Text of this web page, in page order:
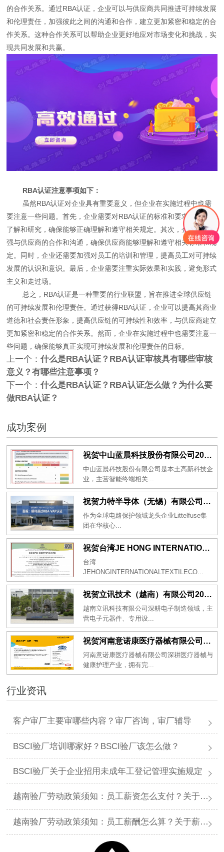
的合作关系。通过RBA认证，企业可以与供应商共同推进可持续发展
和伦理责任，加强彼此之间的沟通和合作，建立更加紧密和稳定的合
作关系。这种合作关系可以帮助企业更好地应对市场变化和挑战，实
现共同发展和共赢。
RBA认证注意事项如下：
虽然RBA认证对企业具有重要意义，但企业在实施过程中也需
要注意一些问题。首先，企业需要对RBA认证的标准和要求进行深入
了解和研究，确保能够正确理解和遵守相关规定。其次，企业需要加
强与供应商的合作和沟通，确保供应商能够理解和遵守相关标准和规
定。同时，企业还需要加强对员工的培训和管理，提高员工对可持续
发展的认识和意识。最后，企业需要注重实际效果和实践，避免形式
主义和走过场。
总之，RBA认证是一种重要的行业联盟，旨在推进全球供应链
的可持续发展和伦理责任。通过获得RBA认证，企业可以提高其商业
道德和社会责任形象，提高供应链的可持续性和效率，与供应商建立
更加紧密和稳定的合作关系。然而，企业在实施过程中也需要注意一
些问题，确保能够真正实现可持续发展和伦理责任的目标。
上一个：什么是RBA认证？RBA认证审核具有哪些审核
意义？有哪些注意事项？
下一个：什么是RBA认证？RBA认证怎么做？为什么要
做RBA认证？
成功案例
祝贺中山蓝晨科技股份有限公司2026年一次性成功通过BSCI验厂-B级
中山蓝晨科技股份有限公司是本土高新科技企
业，主营智能终端相关...
祝贺力特半导体（无锡）有限公司2026年一次性成功通过RBA-VAP认证审核并取得170.2分
作为全球电路保护领域龙头企业Littelfuse集
团在华核心...
祝贺台湾JE HONG INTERNATIONAL TEXTILE CO., LTD 2026年一次性成功通过GRS认证
台湾
JEHONGINTERNATIONALTEXTILECO...
祝贺立讯技术（越南）有限公司2026年一次性成功通过RBA-VAP审核获得金牌评级！
越南立讯科技有限公司深耕电子制造领域，主
营电子元器件、专用设...
祝贺河南意诺康医疗器械有限公司2026年一次性成功通过GMP认证
河南意诺康医疗器械有限公司深耕医疗器械与
健康护理产业，拥有完...
行业资讯
客户审厂主要审哪些内容？审厂咨询，审厂辅导
BSCI验厂培训哪家好？BSCI验厂该怎么做？
BSCI验厂关于企业招用未成年工登记管理实施规定
越南验厂劳动政策须知：员工薪资怎么支付？关于薪资支付有哪些规定呢？
越南验厂劳动政策须知：员工薪酬怎么算？关于薪酬有哪些规定呢？​